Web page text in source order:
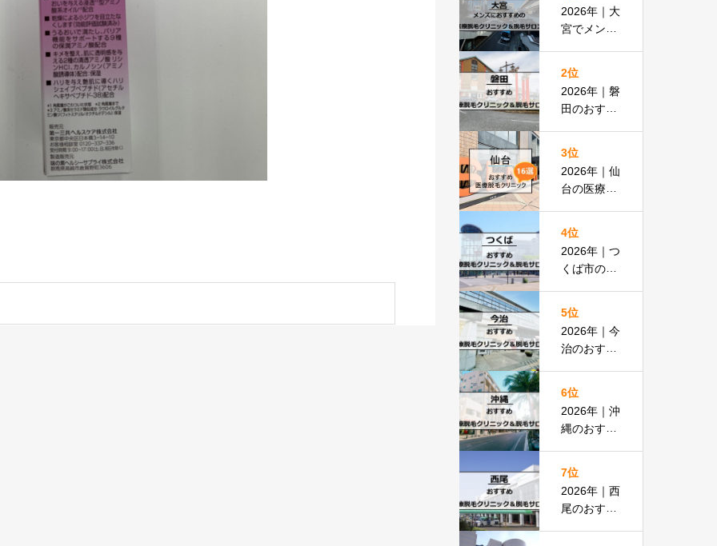
2026年｜大
宮でメンズ
脱毛＆脱毛
サロン全16
選
2位
2026年｜磐
田のおすす
＆脱毛サロ
ン全8選
3位
2026年｜仙
台の医療脱
払いOKの
安い医院も
紹介
4位
2026年｜つ
くば市のお
サロン全13
選
5位
2026年｜今
治のおすす
＆脱毛サロ
ン全13選
6位
2026年｜沖
縄のおすす
ン全19選
7位
2026年｜西
尾のおすす